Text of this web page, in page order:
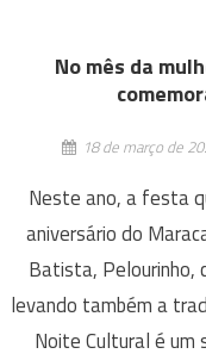
No mês da
18 de março de
Neste ano, a festa
aniversário do
Batista, Pelourinho,
levando também a
Noite Cultural é um